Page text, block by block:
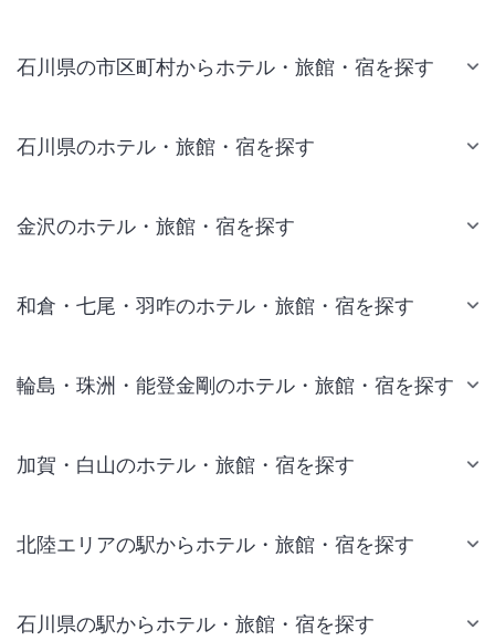
石川県の市区町村からホテル・旅館・宿を探す
石川県のホテル・旅館・宿を探す
金沢のホテル・旅館・宿を探す
和倉・七尾・羽咋のホテル・旅館・宿を探す
輪島・珠洲・能登金剛のホテル・旅館・宿を探す
加賀・白山のホテル・旅館・宿を探す
北陸エリアの駅からホテル・旅館・宿を探す
石川県の駅からホテル・旅館・宿を探す